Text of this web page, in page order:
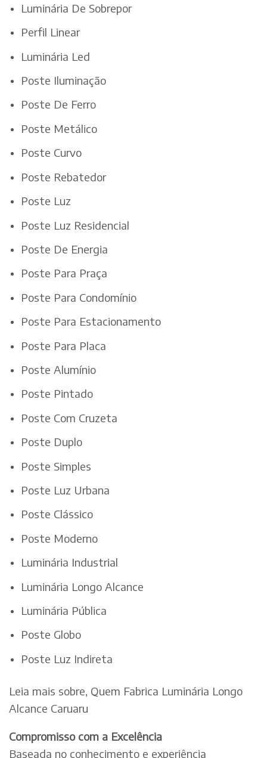
Luminária De Sobrepor
Perfil Linear
Luminária Led
Poste Iluminação
Poste De Ferro
Poste Metálico
Poste Curvo
Poste Rebatedor
Poste Luz
Poste Luz Residencial
Poste De Energia
Poste Para Praça
Poste Para Condomínio
Poste Para Estacionamento
Poste Para Placa
Poste Alumínio
Poste Pintado
Poste Com Cruzeta
Poste Duplo
Poste Simples
Poste Luz Urbana
Poste Clássico
Poste Moderno
Luminária Industrial
Luminária Longo Alcance
Luminária Pública
Poste Globo
Poste Luz Indireta
Leia mais sobre, Quem Fabrica Luminária Longo
Alcance Caruaru
Compromisso com a Excelência
Baseada no conhecimento e experiência